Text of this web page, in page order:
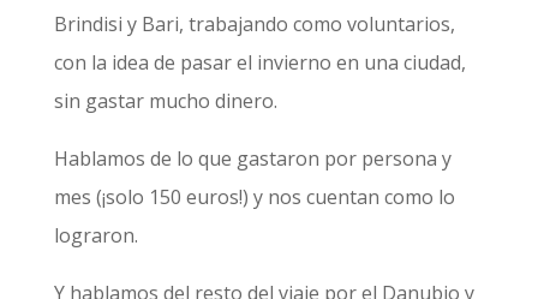
Brindisi y Bari, trabajando como voluntarios,
con la idea de pasar el invierno en una ciudad,
sin gastar mucho dinero.
Hablamos de lo que gastaron por persona y
mes (¡solo 150 euros!) y nos cuentan como lo
lograron.
Y hablamos del resto del viaje por el Danubio y